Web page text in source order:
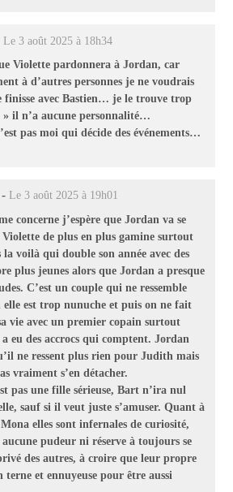
Le 3 août 2025 à 18h34
Violette pardonnera à Jordan, car
à d’autres personnes je ne voudrais
finisse avec Bastien… je le trouve trop
» il n’a aucune personnalité…
pas moi qui décide des événements…
- Le 3 août 2025 à 19h01
concerne j’espère que Jordan va se
Violette de plus en plus gamine surtout
la voilà qui double son année avec des
plus jeunes alors que Jordan a presque
C’est un couple qui ne ressemble
elle est trop nunuche et puis on ne fait
vie avec un premier copain surtout
eu des accrocs qui comptent. Jordan
ne ressent plus rien pour Judith mais
vraiment s’en détacher.
pas une fille sérieuse, Bart n’ira nul
sauf si il veut juste s’amuser. Quant à
elles sont infernales de curiosité,
aucune pudeur ni réserve à toujours se
des autres, à croire que leur propre
terne et ennuyeuse pour être aussi